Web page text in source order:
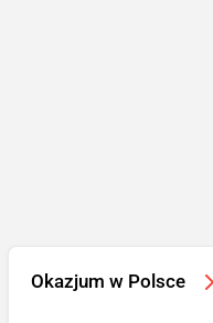
Okazjum w Polsce